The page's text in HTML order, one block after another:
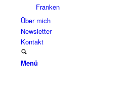
Franken
Über mich
Newsletter
Kontakt
Menü